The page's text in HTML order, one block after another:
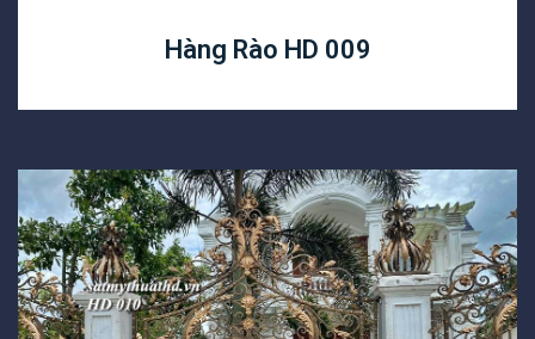
Hàng Rào HD 009